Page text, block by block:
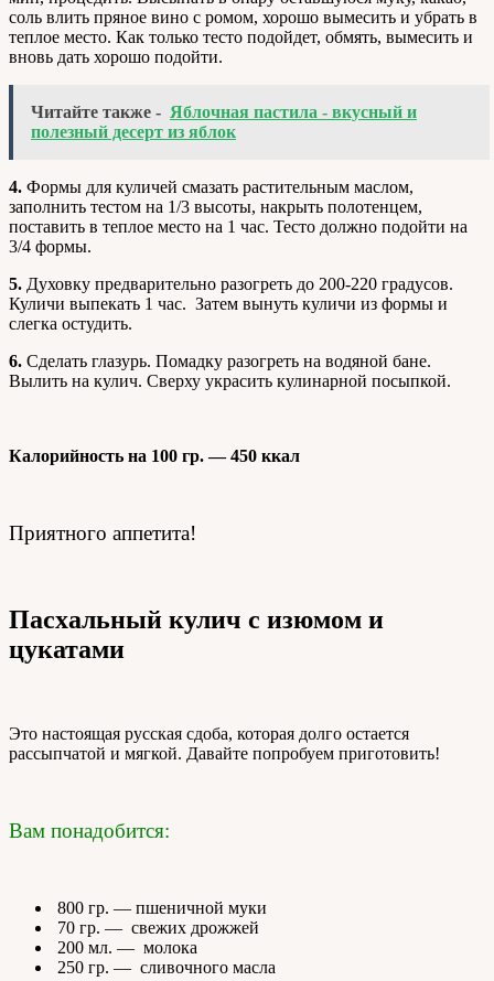
соль влить пряное вино с ромом, хорошо вымесить и убрать в
теплое место. Как только тесто подойдет, обмять, вымесить и
вновь дать хорошо подойти.
Читайте также - Яблочная пастила - вкусный и
полезный десерт из яблок
4. Формы для куличей смазать растительным маслом,
заполнить тестом на 1/3 высоты, накрыть полотенцем,
поставить в теплое место на 1 час. Тесто должно подойти на
3/4 формы.
5. Духовку предварительно разогреть до 200-220 градусов.
Куличи выпекать 1 час. Затем вынуть куличи из формы и
слегка остудить.
6. Сделать глазурь. Помадку разогреть на водяной бане.
Вылить на кулич. Сверху украсить кулинарной посыпкой.
Калорийность на 100 гр. — 450 ккал
Приятного аппетита!
Пасхальный кулич с изюмом и
цукатами
Это настоящая русская сдоба, которая долго остается
рассыпчатой и мягкой. Давайте попробуем приготовить!
Вам понадобится:
800 гр. — пшеничной муки
70 гр. — свежих дрожжей
200 мл. — молока
250 гр. — сливочного масла